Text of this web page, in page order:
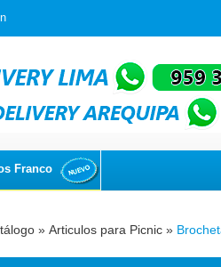
Franco
» Articulos para Picnic »